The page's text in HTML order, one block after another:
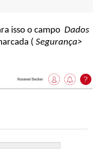
isso o campo Dados
( Segurança>